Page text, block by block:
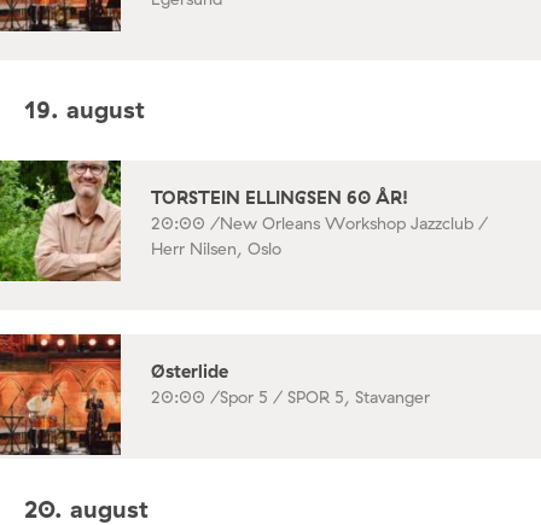
19. august
TORSTEIN ELLINGSEN 60 ÅR!
20:00 /New Orleans Workshop Jazzclub /
Herr Nilsen, Oslo
Østerlide
20:00 /Spor 5 / SPOR 5, Stavanger
20. august